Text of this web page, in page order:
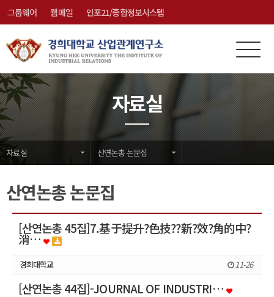
그룹웨어 웹메일 인포21/종합정보시스템
전
체
메
뉴
메
뉴
닫
기
자료실
자료실 산연논총 논문집
산연논총 논문집
[산연논총 45집]7.基于提升?色技??新?效?角的中?
消…
경희대학교 11-26
[산연논총 44집]-JOURNAL OF INDUSTRI…